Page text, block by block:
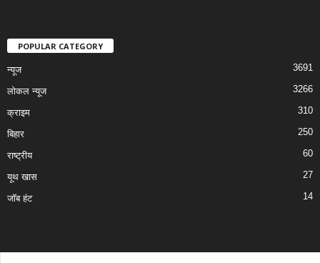
POPULAR CATEGORY
न्यूज 3691
लोकल न्यूज 3266
क्राइम 310
बिहार 250
राष्ट्रीय 60
यूथ खास 27
जॉब हंट 14